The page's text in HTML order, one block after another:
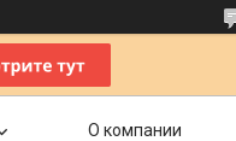
О компании